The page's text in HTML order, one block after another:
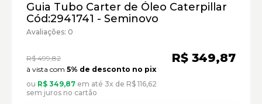
Marca:
Material:
Comprimento:
Largura:
Altura:
Peso:
Guia Tubo Carter de Óleo Caterpillar
Cód:2941741 - Seminovo
Avaliações: 0
R$ 499,82 R$ 349,87
à vista com 5% de desconto no pix
ou R$ 349,87 em até 3x de R$ 116,62
sem juros no cartão